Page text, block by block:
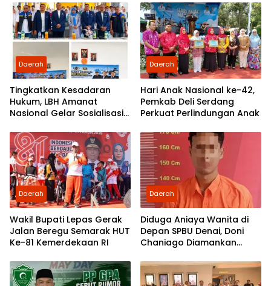
Pengabdian kepada
Rakyat
Daerah
Tingkatkan Kesadaran
Hukum, LBH Amanat
Nasional Gelar Sosialisasi
Morawa
Daerah
Hari Anak Nasional ke-42,
Pemkab Deli Serdang
Perkuat Perlindungan Anak
Daerah
Wakil Bupati Lepas Gerak
Jalan Beregu Semarak HUT
Ke-81 Kemerdekaan RI
Daerah
Diduga Aniaya Wanita di
Depan SPBU Denai, Doni
Chaniago Diamankan